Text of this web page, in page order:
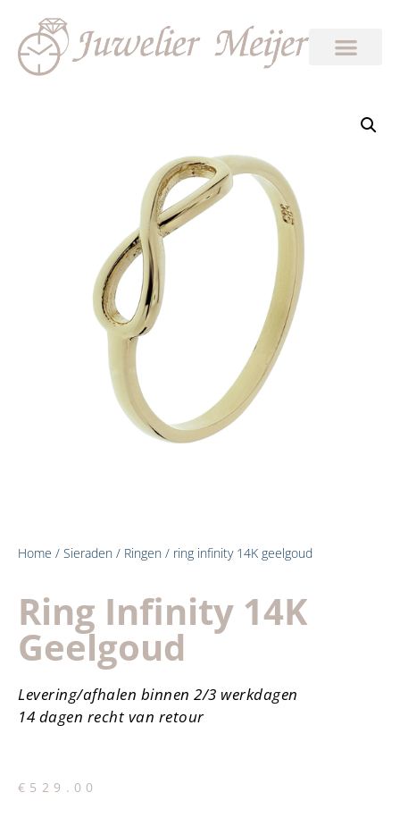
Home / Sieraden / Ringen / ring infinity 14K geelgoud
Ring Infinity 14K
Geelgoud
Levering/afhalen binnen 2/3 werkdagen
14 dagen recht van retour
€ 529.00